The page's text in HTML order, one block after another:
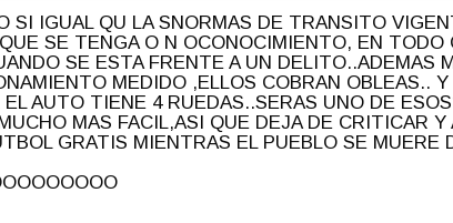
SI IGUAL QU LA SNORMAS DE TRANSITO
SE TENGA O N OCONOCIMIENTO, EN TODO
SE ESTA FRENTE A UN DELITO..ADEMAS
MEDIDO ,ELLOS COBRAN OBLEAS.. Y
AUTO TIENE 4 RUEDAS..SERAS UNO DE
MAS FACIL,ASI QUE DEJA DE CRITICAR Y
GRATIS MIENTRAS EL PUEBLO SE MUERE